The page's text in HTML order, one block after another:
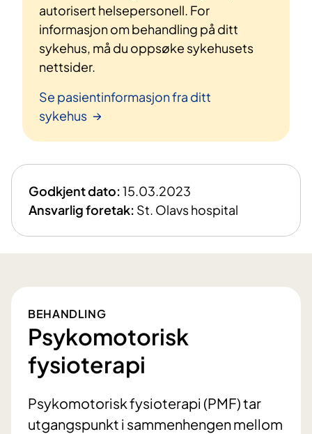
autorisert helsepersonell. For
informasjon om behandling på ditt
sykehus, må du oppsøke sykehusets
nettsider.
Se pasientinformasjon fra ditt
sykehus
Godkjent dato:15.03.2023
Ansvarlig foretak: St. Olavs hospital
BEHANDLING
Psykomotorisk
fysioterapi
Psykomotorisk fysioterapi (PMF) tar
utgangspunkt i sammenhengen mellom